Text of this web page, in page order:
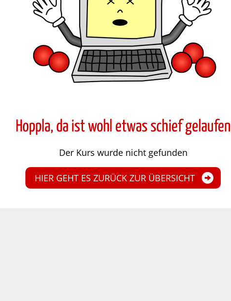
Hoppla, da ist wohl etwas schief gelaufen
Der Kurs wurde nicht gefunden
HIER GEHT ES ZURÜCK ZUR ÜBERSICHT